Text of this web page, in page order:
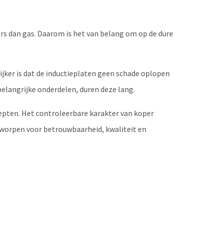
gas. Daarom is het van belang om op de dure
is dat de inductieplaten geen schade oplopen
onderdelen, duren deze lang.
Het controleerbare karakter van koper
voor betrouwbaarheid, kwaliteit en